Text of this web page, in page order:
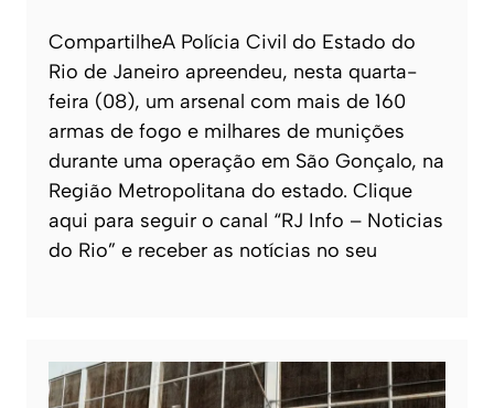
CompartilheA Polícia Civil do Estado do
Rio de Janeiro apreendeu, nesta quarta-
feira (08), um arsenal com mais de 160
armas de fogo e milhares de munições
durante uma operação em São Gonçalo, na
Região Metropolitana do estado. Clique
aqui para seguir o canal “RJ Info – Noticias
do Rio” e receber as notícias no seu